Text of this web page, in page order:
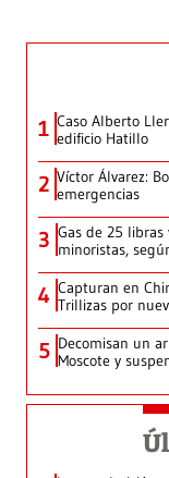
1 Caso Alberto
edificio Hatillo
2 Víctor Álvarez:
emergencias
3 Gas de 25 libras
minoristas,
4 Capturan en
Trillizas por
5 Decomisan un
Moscote y